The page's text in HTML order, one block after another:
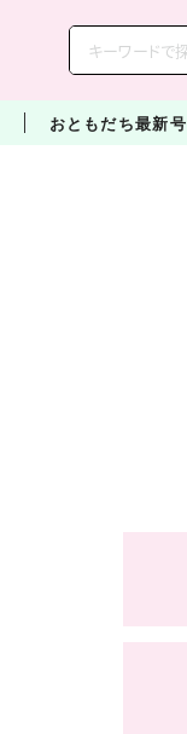
おともだち最新号